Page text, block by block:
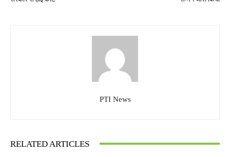
PTI News
RELATED ARTICLES